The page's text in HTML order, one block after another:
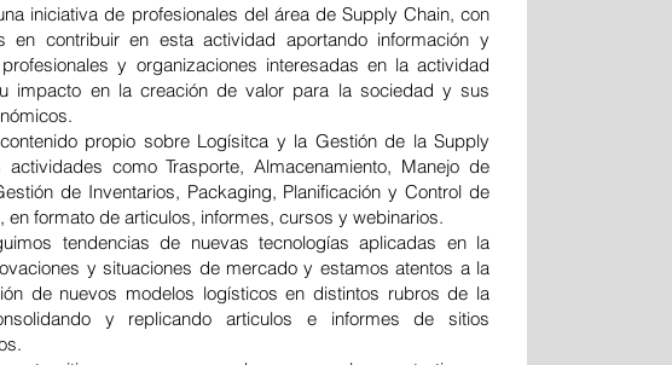
iniciativa de profesionales del área de Supply Chain, con
en contribuir en esta actividad aportando información y
y organizaciones interesadas en la actividad
impacto en la creación de valor para la sociedad y sus
propio sobre Logísitca y la Gestión de la Supply
como Trasporte, Almacenamiento, Manejo de
de Inventarios, Packaging, Planificación y Control de
en formato de articulos, informes, cursos y webinarios.
tendencias de nuevas tecnologías aplicadas en la
y situaciones de mercado y estamos atentos a la
de nuevos modelos logísticos en distintos rubros de la
y replicando articulos e informes de sitios